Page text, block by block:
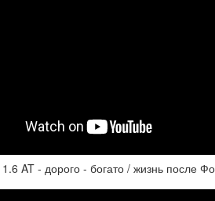
AT - дорого - богато / жизнь после